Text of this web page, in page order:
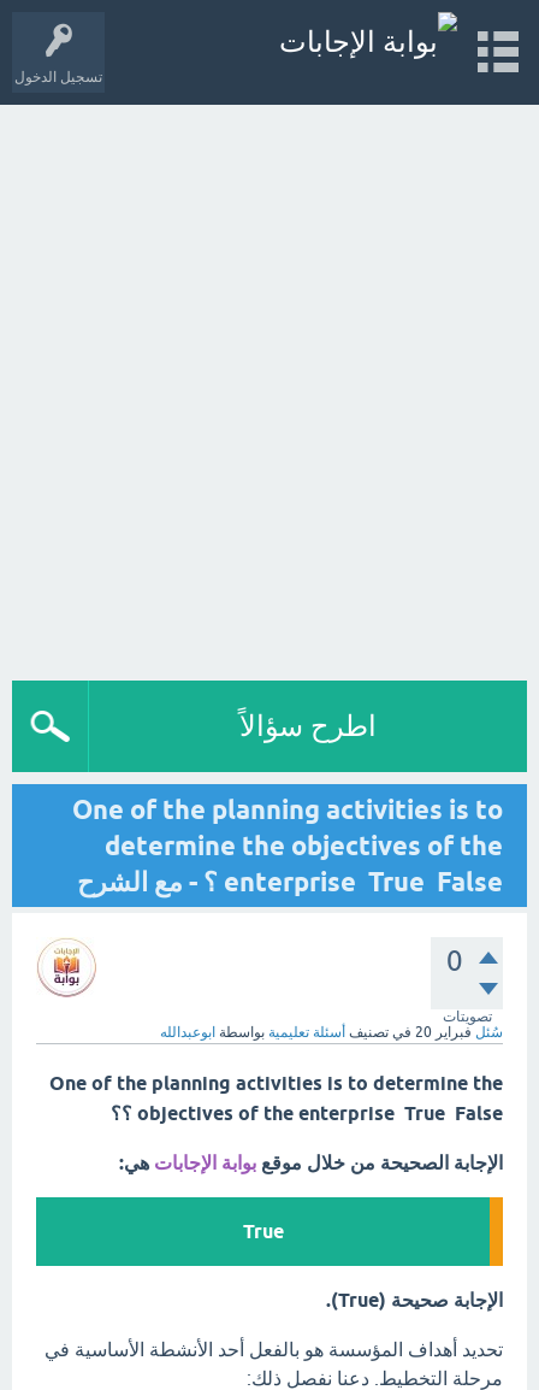
تسجيل الدخول
اطرح سؤالاً
One of the planning activities is to
determine the objectives of the
enterprise True False ؟ - مع الشرح
0
تصويتات
سُئل فبراير 20 في تصنيف أسئلة تعليمية بواسطة ابوعبدالله
One of the planning activities is to determine the
objectives of the enterprise True False ؟؟
الإجابة الصحيحة من خلال موقع بوابة الإجابات هي:
True
الإجابة صحيحة (True).
تحديد أهداف المؤسسة هو بالفعل أحد الأنشطة الأساسية في
مرحلة التخطيط. دعنا نفصل ذلك: